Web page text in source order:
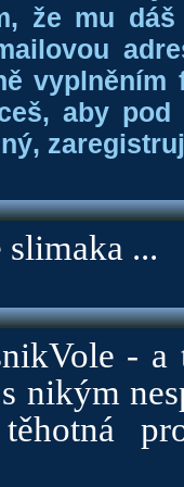
že mu
aby
slimaka ...
-
nikým